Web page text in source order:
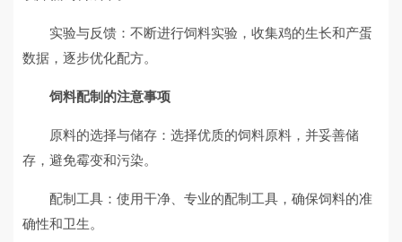
实验与反馈：不断进行饲料实验，收集鸡的生长和产蛋
数据，逐步优化配方。
饲料配制的注意事项
原料的选择与储存：选择优质的饲料原料，并妥善储
存，避免霉变和污染。
配制工具：使用干净、专业的配制工具，确保饲料的准
确性和卫生。